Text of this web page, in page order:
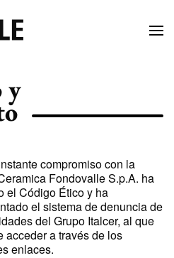
y
compromiso con la
Fondovalle S.p.A. ha
el Código Ético y ha
el sistema de denuncia de
del Grupo Italcer, al que
acceder a través de los
enlaces.